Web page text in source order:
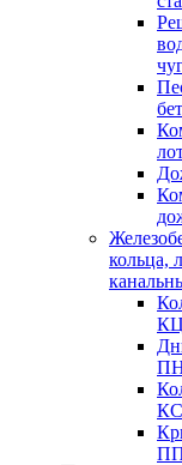
кольца,
КС